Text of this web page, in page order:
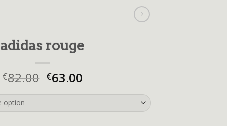
adidas rouge
€82.00 €63.00